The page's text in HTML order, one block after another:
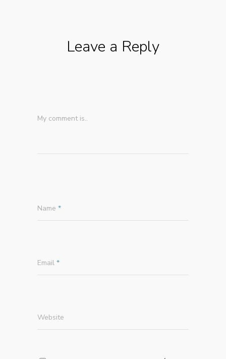
Leave a Reply
My comment is..
Name *
Email *
Website